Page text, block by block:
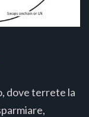
dove terrete la